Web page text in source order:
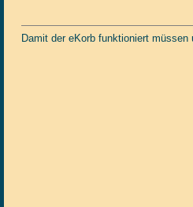
Damit der eKorb funktioniert